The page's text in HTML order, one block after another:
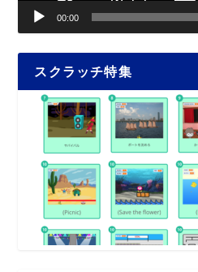
00:00
スクラッチ特集